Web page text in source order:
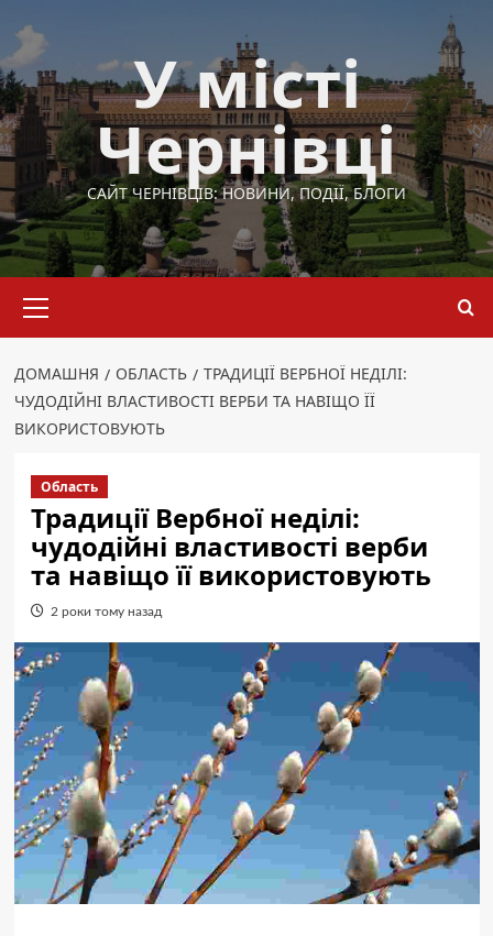
до
вмісту
У місті
Чернівці
САЙТ ЧЕРНІВЦІВ: НОВИНИ, ПОДІЇ, БЛОГИ
меню
ДОМАШНЯ ОБЛАСТЬ
ТРАДИЦІЇ ВЕРБНОЇ НЕДІЛІ:
ЧУДОДІЙНІ ВЛАСТИВОСТІ ВЕРБИ ТА НАВІЩО ЇЇ
ВИКОРИСТОВУЮТЬ
Область
Традиції Вербної неділі:
чудодійні властивості верби
та навіщо її використовують
2 роки тому назад